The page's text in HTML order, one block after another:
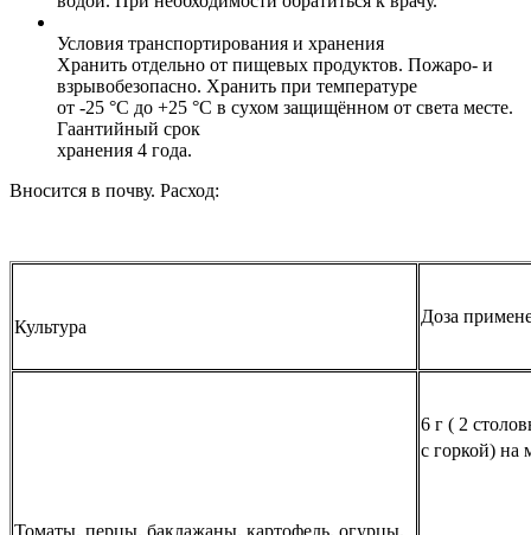
Условия транспортирования и хранения
Хранить отдельно от пищевых продуктов. Пожаро- и
взрывобезопасно. Хранить при температуре
от -25 °С до +25 °С в сухом защищённом от света месте.
Гаантийный срок
хранения 4 года.
Вносится в почву. Расход:
Культура
Доза
6 г ( 2
с горкой) на